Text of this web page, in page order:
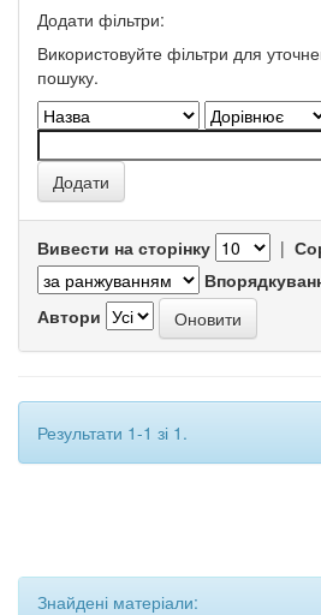
Додати фільтри:
Використовуйте фільтри для
пошуку.
Вивести на сторінку |
Автори
Результати 1-1 зі 1.
Знайдені матеріали: